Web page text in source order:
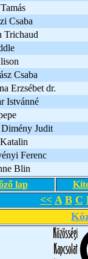
Csaba
Trichaud
Csaba
Erzsébet dr.
Istvánné
Judit
Ferenc
Blin
lap
<< A B C